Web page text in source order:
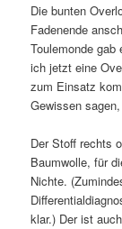
Die bunten
Fadenende
Toulemonde
ich jetzt eine
zum Einsatz
Gewissen
Der Stoff rechts
Baumwolle, für
Nichte.
klar.) Der ist